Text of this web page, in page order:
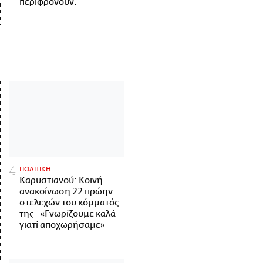
ΠΟΛΙΤΙΚΗ
Καρυστιανού: Κοινή
ανακοίνωση 22 πρώην
στελεχών του κόμματός
της - «Γνωρίζουμε καλά
γιατί αποχωρήσαμε»